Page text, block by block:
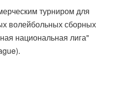
турниром для
волейбольных сборных
национальная лига"